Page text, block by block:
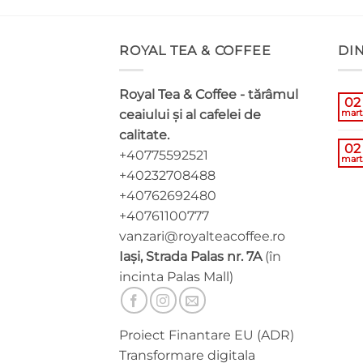
ROYAL TEA & COFFEE
Royal Tea & Coffee - tărâmul
ceaiului și al cafelei de
calitate.
+40775592521
+40232708488
+40762692480
+40761100777
vanzari@royalteacoffee.ro
Iași, Strada Palas nr. 7A(în
incinta Palas Mall)
Proiect Finantare EU (ADR)
Transformare digitala
02
mart.
02
mart.